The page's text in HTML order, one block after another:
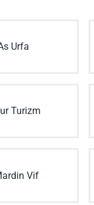
Urfa
Turizm
Vif